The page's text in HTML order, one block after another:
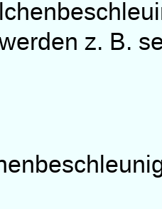
z. B.